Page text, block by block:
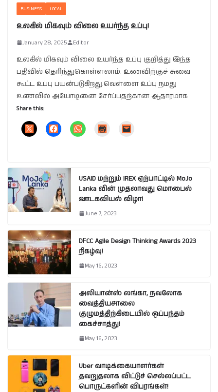
BUSINESS LOCAL
உலகில் மிகவும் விலை உயர்ந்த உப்பு!
January 28, 2025 Editor
உலகில் மிகவும் விலை உயர்ந்த உப்பு குறித்து இந்த
பதிவில் தெரிந்துகொள்ளலாம். உணவிற்குச் சுவை
கூட்ட உப்பு பயன்படுகிறது.வெள்ளை உப்பு நமது
உணவில் அயோடினை சேர்ப்பதற்கான ஆதாரமாக
Share this:
USAID மற்றும் IREX ஏற்பாட்டில் MoJo
Lanka வின் முதலாவது மொபைல்
ஊடகவியல் விழா!
June 7, 2023
DFCC Agile Design Thinking Awards 2023
நிகழ்வு!
May 16, 2023
அலியான்ஸ் லங்கா, நவலோக
வைத்தியசாலை
குழுமத்திற்கிடையில் ஒப்பந்தம்
கைச்சாத்து!
May 16, 2023
Uber வாடிக்கையாளர்கள்
தவறுதலாக விட்டுச் செல்லப்பட்ட
பொருட்களின் விபரங்கள்!